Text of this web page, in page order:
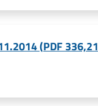
(PDF 336,21